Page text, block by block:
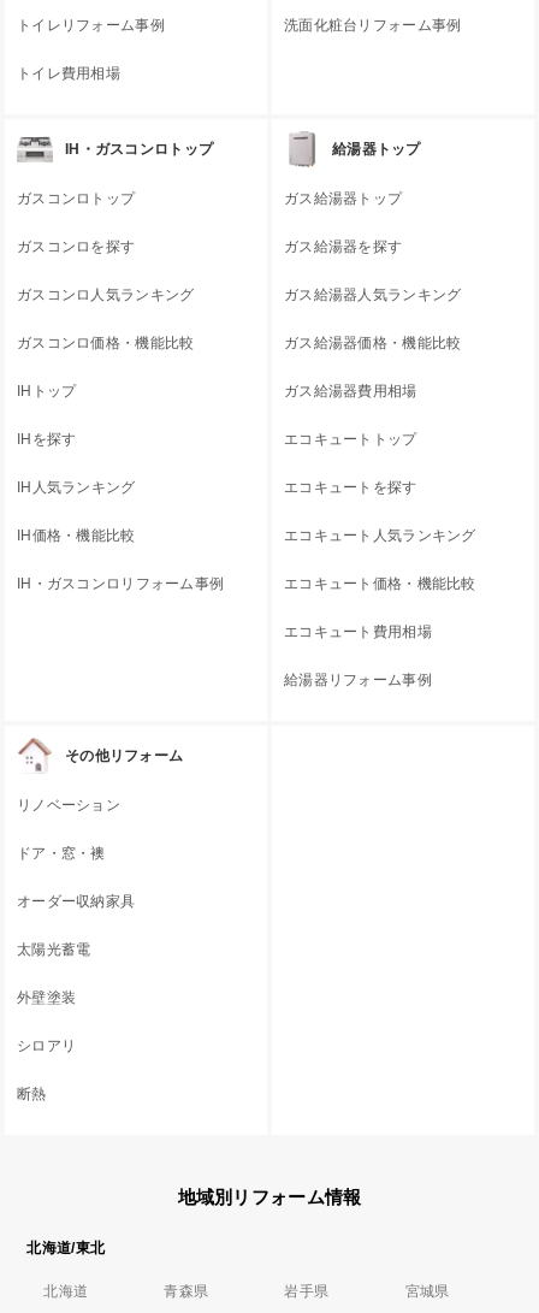
トイレリフォーム事例
トイレ費用相場
洗面化粧台リフォーム事例
IH・ガスコンロトップ
ガスコンロトップ
ガスコンロを探す
ガスコンロ人気ランキング
ガスコンロ価格・機能比較
IHトップ
IHを探す
IH人気ランキング
IH価格・機能比較
IH・ガスコンロリフォーム事例
給湯器トップ
ガス給湯器トップ
ガス給湯器を探す
ガス給湯器人気ランキング
ガス給湯器価格・機能比較
ガス給湯器費用相場
エコキュートトップ
エコキュートを探す
エコキュート人気ランキング
エコキュート価格・機能比較
エコキュート費用相場
給湯器リフォーム事例
その他リフォーム
リノベーション
ドア・窓・襖
オーダー収納家具
太陽光蓄電
外壁塗装
シロアリ
断熱
地域別リフォーム情報
北海道/東北
北海道 青森県 岩手県 宮城県